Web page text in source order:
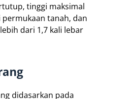
tinggi maksimal
tanah, dan
dari 1,7 kali lebar
didasarkan pada